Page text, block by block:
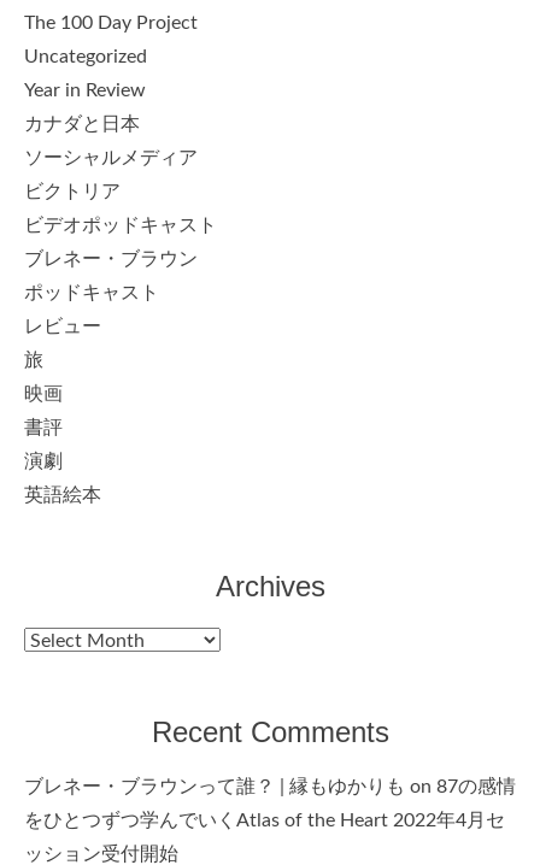
The 100 Day Project
Uncategorized
Year in Review
カナダと日本
ソーシャルメディア
ビクトリア
ビデオポッドキャスト
ブレネー・ブラウン
ポッドキャスト
レビュー
旅
映画
書評
演劇
英語絵本
Archives
Archives
Recent Comments
ブレネー・ブラウンって誰？ | 縁もゆかりも on 87の感情
をひとつずつ学んでいくAtlas of the Heart 2022年4月セ
ッション受付開始